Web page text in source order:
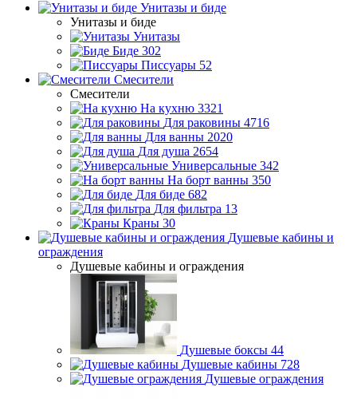
Унитазы и биде
Унитазы и биде
Унитазы
Биде 302
Писсуары 52
Смесители
Смесители
На кухню 3321
Для раковины 4716
Для ванны 2020
Для душа 2654
Универсальные 342
На борт ванны 350
Для биде 682
Для фильтра 13
Краны 30
Душевые кабины и
ограждения
Душевые кабины и ограждения
Душевые боксы 44
Душевые кабины 728
Душевые ограждения